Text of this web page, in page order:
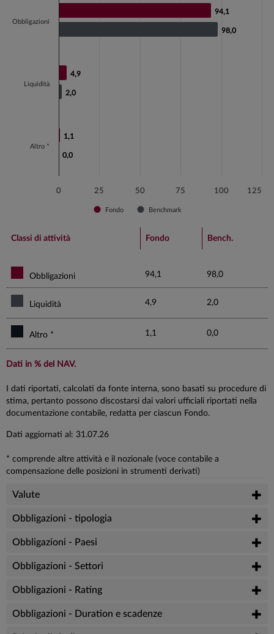
View as data table, Chart
94,1
94,1
4,9
4,9
1,1
1,1
98,0
98,0
2,0
2,0
0,0
0,0
0 100
25 50 75 125
Fondo Benchmark
Obbligazioni
Liquidità
Altro *
End of interactive chart.
Classi di attività Fondo Bench.
Obbligazioni 94,1 98,0
Liquidità 4,9 2,0
Altro * 1,1 0,0
Dati in % del NAV.
I dati riportati, calcolati da fonte interna, sono basati su procedure di
stima, pertanto possono discostarsi dai valori ufficiali riportati nella
documentazione contabile, redatta per ciascun Fondo.
Dati aggiornati al: 31.07.26
* comprende altre attività e il nozionale (voce contabile a
compensazione delle posizioni in strumenti derivati)
Valute
Obbligazioni - tipologia
Obbligazioni - Paesi
Obbligazioni - Settori
Obbligazioni - Rating
Obbligazioni - Duration e scadenze